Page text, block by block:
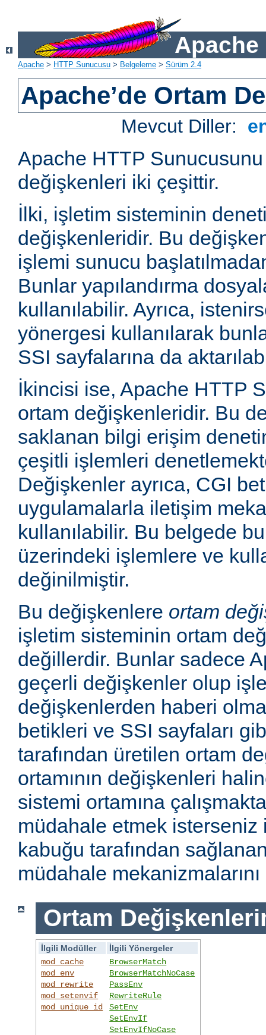
Apache
Apache > HTTP Sunucusu > Belgeleme > Sürüm 2.4
Apache’de Ortam
Mevcut Diller:
Apache HTTP
değişkenleri iki çeşittir.
İlki, işletim sisteminin
değişkenleridir. Bu
işlemi sunucu
Bunlar yapılandırma
kullanılabilir. Ayrıca,
yönergesi kullanılarak
SSI sayfalarına da
İkincisi ise, Apache HTTP
ortam değişkenleridir. Bu
saklanan bilgi erişim
çeşitli işlemleri
Değişkenler ayrıca, CGI
uygulamalarla iletişim
kullanılabilir. Bu belgede
üzerindeki işlemlere ve
değinilmiştir.
Bu değişkenlere ortam
işletim sisteminin ortam
değillerdir. Bunlar sadece
geçerli değişkenler olup
değişkenlerden haberi
betikleri ve SSI sayfaları
tarafından üretilen ortam
ortamının değişkenleri
sistemi ortamına
müdahale etmek
kabuğu tarafından
müdahale mekanizmalarını
Ortam
İlgili Modüller
İlgili Yönergeler
mod_cache
mod_env
mod_rewrite
mod_setenvif
mod_unique_id
BrowserMatch
BrowserMatchNoCase
PassEnv
RewriteRule
SetEnv
SetEnvIf
SetEnvIfNoCase